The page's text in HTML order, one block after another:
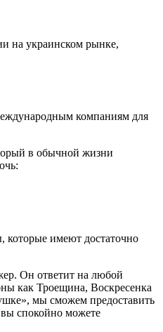
на украинском рынке,
компаниям для
в обычной жизни
которые имеют достаточно
Он ответит на любой
как Троещина, Воскресенка
мы сможем предоставить
спокойно можете